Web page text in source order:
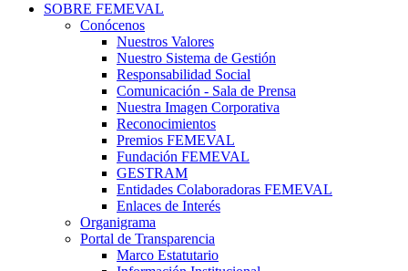
SOBRE FEMEVAL
Conócenos
Nuestros Valores
Nuestro Sistema de Gestión
Responsabilidad Social
Comunicación - Sala de Prensa
Nuestra Imagen Corporativa
Reconocimientos
Premios FEMEVAL
Fundación FEMEVAL
GESTRAM
Entidades Colaboradoras FEMEVAL
Enlaces de Interés
Organigrama
Portal de Transparencia
Marco Estatutario